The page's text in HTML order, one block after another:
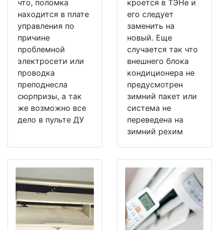
что, поломка
находится в плате
управления по
причине
проблемной
электросети или
проводка
преподнесла
сюрпризы, а так
же возможно все
дело в пульте ДУ
кроется в ТЭНе и
его следует
заменить на
новый. Еще
случается так что
внешнего блока
кондиционера не
предусмотрен
зимний пакет или
система не
переведена на
зимний рехим